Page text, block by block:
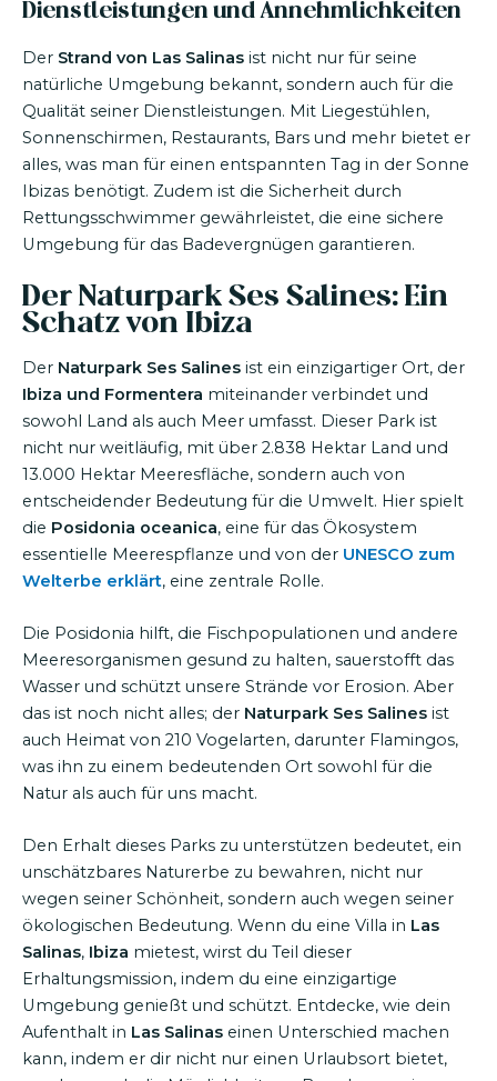
Dienstleistungen und Annehmlichkeiten
Der Strand von Las Salinas ist nicht nur für seine
natürliche Umgebung bekannt, sondern auch für die
Qualität seiner Dienstleistungen. Mit Liegestühlen,
Sonnenschirmen, Restaurants, Bars und mehr bietet er
alles, was man für einen entspannten Tag in der Sonne
Ibizas benötigt. Zudem ist die Sicherheit durch
Rettungsschwimmer gewährleistet, die eine sichere
Umgebung für das Badevergnügen garantieren.
Der Naturpark Ses Salines: Ein
Schatz von Ibiza
Der Naturpark Ses Salines ist ein einzigartiger Ort, der
Ibiza und Formentera miteinander verbindet und
sowohl Land als auch Meer umfasst. Dieser Park ist
nicht nur weitläufig, mit über 2.838 Hektar Land und
13.000 Hektar Meeresfläche, sondern auch von
entscheidender Bedeutung für die Umwelt. Hier spielt
die Posidonia oceanica, eine für das Ökosystem
essentielle Meerespflanze und von der UNESCO zum
Welterbe erklärt, eine zentrale Rolle.
Die Posidonia hilft, die Fischpopulationen und andere
Meeresorganismen gesund zu halten, sauerstofft das
Wasser und schützt unsere Strände vor Erosion. Aber
das ist noch nicht alles; der Naturpark Ses Salines ist
auch Heimat von 210 Vogelarten, darunter Flamingos,
was ihn zu einem bedeutenden Ort sowohl für die
Natur als auch für uns macht.
Den Erhalt dieses Parks zu unterstützen bedeutet, ein
unschätzbares Naturerbe zu bewahren, nicht nur
wegen seiner Schönheit, sondern auch wegen seiner
ökologischen Bedeutung. Wenn du eine Villa in Las
Salinas, Ibiza mietest, wirst du Teil dieser
Erhaltungsmission, indem du eine einzigartige
Umgebung genießt und schützt. Entdecke, wie dein
Aufenthalt in Las Salinas einen Unterschied machen
kann, indem er dir nicht nur einen Urlaubsort bietet,